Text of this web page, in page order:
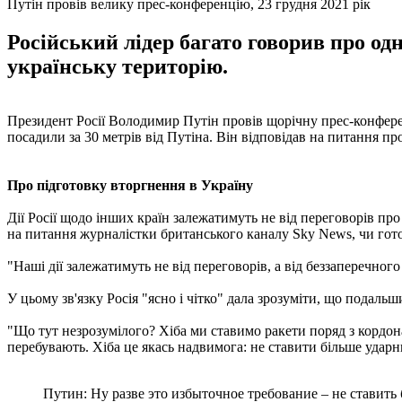
Путін провів велику прес-конференцію, 23 грудня 2021 рік
Російський лідер багато говорив про
українську територію.
Президент Росії Володимир Путін провів щорічну прес-
посадили за 30 метрів від Путіна. Він відповідав на питання
Про підготовку вторгнення в Україну
Дії Росії щодо інших країн залежатимуть не від переговорів
на питання журналістки британського каналу Sky News, чи
"Наші дії залежатимуть не від переговорів, а від
У цьому зв'язку Росія "ясно і чітко" дала зрозуміти, що
"Що тут незрозумілого? Хіба ми ставимо ракети поряд з
перебувають. Хіба це якась надвимога: не ставити більше
Путин: Ну разве это избыточное требование – не